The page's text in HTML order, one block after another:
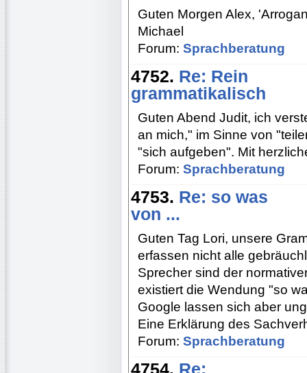
Guten Morgen Alex,
Michael
Forum: Sprachberatung
4752. Re: Rein
grammatikalisch
Guten Abend Judit, ich
an mich," im Sinne von
"sich aufgeben". Mit
Forum: Sprachberatung
4753. Re: so was
von ...
Guten Tag Lori, unsere
erfassen nicht alle
Sprecher sind der
existiert die Wendung "so
Google lassen sich aber
Eine Erklärung des
Forum: Sprachberatung
4754. Re: